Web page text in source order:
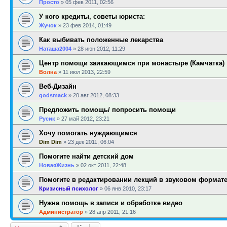
Просто » 05 фев 2011, 02:56
У кого кредиты, советы юриста:
Жучок » 23 фев 2014, 01:49
Как выбивать положенные лекарства
Наташа2004 » 28 июн 2012, 11:29
Центр помощи заикающимся при монастыре (Камчатка)
Волна » 11 июл 2013, 22:59
Веб-Дизайн
godsmack » 20 авг 2012, 08:33
Предложить помощь/ попросить помощи
Русик » 27 май 2012, 23:21
Хочу помогать нуждающимся
Dim Dim » 23 дек 2011, 06:04
Помогите найти детский дом
НоваяЖизнь » 02 окт 2011, 22:48
Помогите в редактировании лекций в звуковом формате
Кризисный психолог » 06 янв 2010, 23:17
Нужна помощь в записи и обработке видео
Администратор » 28 апр 2011, 21:16